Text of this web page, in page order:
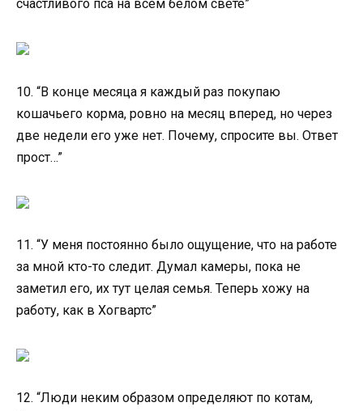
счастливого пса на всем белом свете”
10. “В конце месяца я каждый раз покупаю
кошачьего корма, ровно на месяц вперед, но через
две недели его уже нет. Почему, спросите вы. Ответ
прост…”
11. “У меня постоянно было ощущение, что на работе
за мной кто-то следит. Думал камеры, пока не
заметил его, их тут целая семья. Теперь хожу на
работу, как в Хогвартс”
12. “Люди неким образом определяют по котам,